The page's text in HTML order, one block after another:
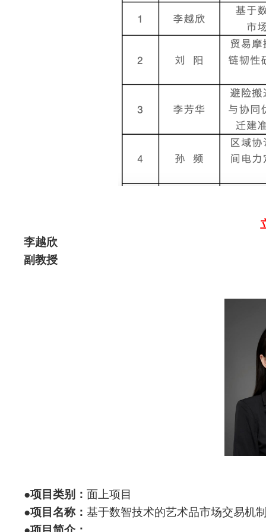
李越欣
副教授
●项目类别：面上项目
●项目名称：基于数智技术的艺术品市场交易机